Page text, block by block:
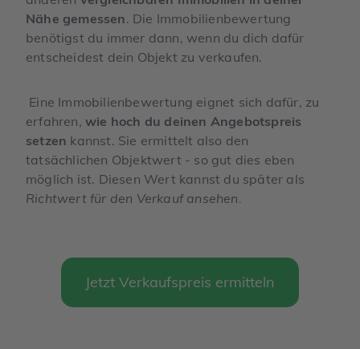
Nähe gemessen. Die Immobilienbewertung
benötigst du immer dann, wenn du dich dafür
entscheidest dein Objekt zu verkaufen.
Eine Immobilienbewertung eignet sich dafür, zu
erfahren, wie hoch du deinen Angebotspreis
setzen kannst. Sie ermittelt also den
tatsächlichen Objektwert - so gut dies eben
möglich ist. Diesen Wert kannst du später als
Richtwert für den Verkauf ansehen.
Jetzt Verkaufspreis ermitteln